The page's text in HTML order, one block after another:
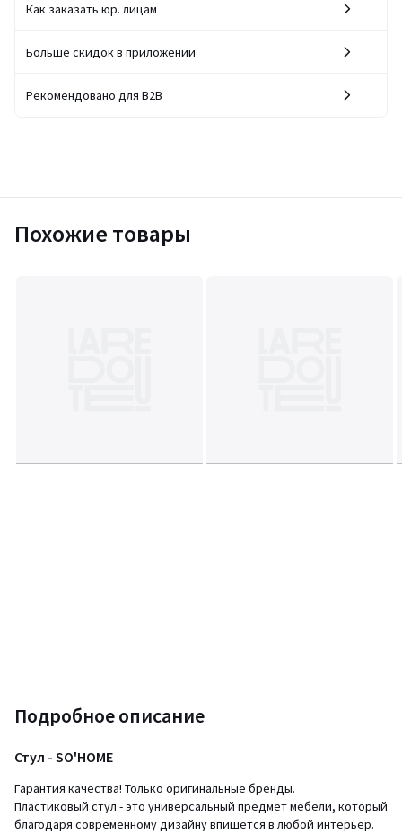
Как заказать юр. лицам
Больше скидок в приложении
Рекомендовано для B2B
Похожие товары
Подробное описание
Стул - SO'HOME
Гарантия качества! Только оригинальные бренды.
Пластиковый стул - это универсальный предмет мебели, который
благодаря современному дизайну впишется в любой интерьер.